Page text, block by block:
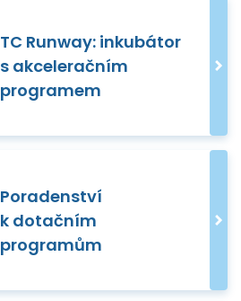
TC Runway: inkubátor
s akceleračním
programem
Poradenství
k dotačním
programům